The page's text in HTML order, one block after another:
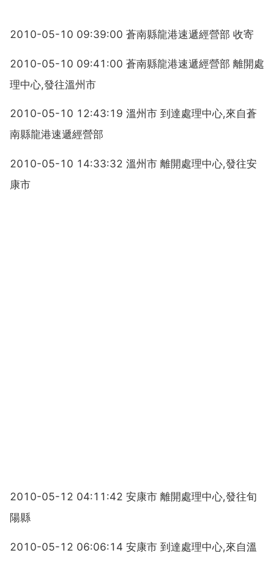
2010-05-10 09:39:00 蒼南縣龍港速遞經營部 收寄
2010-05-10 09:41:00 蒼南縣龍港速遞經營部 離開處
理中心,發往溫州市
2010-05-10 12:43:19 溫州市 到達處理中心,來自蒼
南縣龍港速遞經營部
2010-05-10 14:33:32 溫州市 離開處理中心,發往安
康市
2010-05-12 04:11:42 安康市 離開處理中心,發往旬
陽縣
2010-05-12 06:06:14 安康市 到達處理中心,來自溫